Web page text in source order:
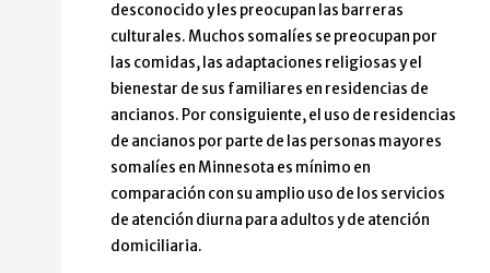
desconocido y les preocupan las barreras
culturales. Muchos somalíes se preocupan por
las comidas, las adaptaciones religiosas y el
bienestar de sus familiares en residencias de
ancianos. Por consiguiente, el uso de residencias
de ancianos por parte de las personas mayores
somalíes en Minnesota es mínimo en
comparación con su amplio uso de los servicios
de atención diurna para adultos y de atención
domiciliaria.